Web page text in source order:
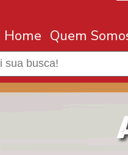
Home Quem